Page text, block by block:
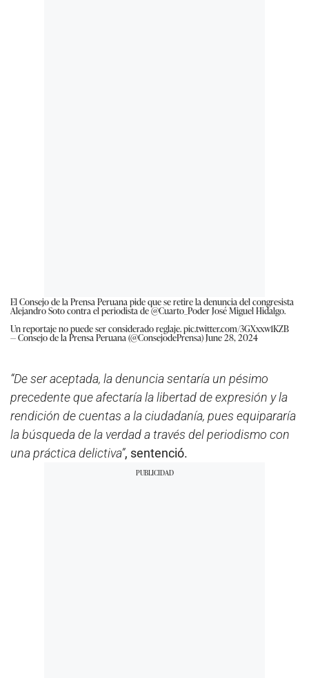
El Consejo de la Prensa Peruana pide que se retire la denuncia del congresista
Alejandro Soto contra el periodista de@Cuarto_PoderJosé Miguel Hidalgo.
Un reportaje no puede ser considerado reglaje.pic.twitter.com/3GXxxw1KZB
— Consejo de la Prensa Peruana (@ConsejodePrensa)June 28, 2024
“De ser aceptada, la denuncia sentaría un pésimo
precedente que afectaría la libertad de expresión y la
rendición de cuentas a la ciudadanía, pues equipararía
la búsqueda de la verdad a través del periodismo con
una práctica delictiva”, sentenció.